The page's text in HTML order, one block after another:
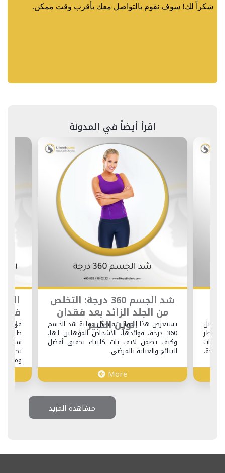
اقرأ أيضاً في المدونة
تجميل
شد الجسم 360 درجة: التخلص
من الجلد الزائد بعد فقدان
الوزن الكبير
يستعرض هذا المقال تفاصيل عملية شد الجسم
360 درجة، فوائدها، الأشخاص المؤهلين لها،
وكيف تضمن لايف باث كلينك تحقيق أفضل
النتائج والعناية بالمرضى.
More
في
في
طبية
تحويل
ومريحة
مشاهدة المزيد